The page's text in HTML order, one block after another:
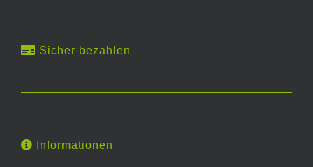
Sicher bezahlen
Informationen